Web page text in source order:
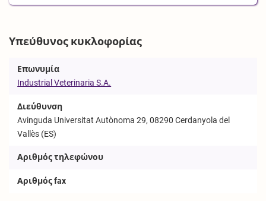
Υπεύθυνος κυκλοφορίας
Επωνυμία
Industrial Veterinaria S.A.
Διεύθυνση
Avinguda Universitat Autònoma 29, 08290 Cerdanyola del
Vallès (ES)
Αριθμός τηλεφώνου
Αριθμός fax